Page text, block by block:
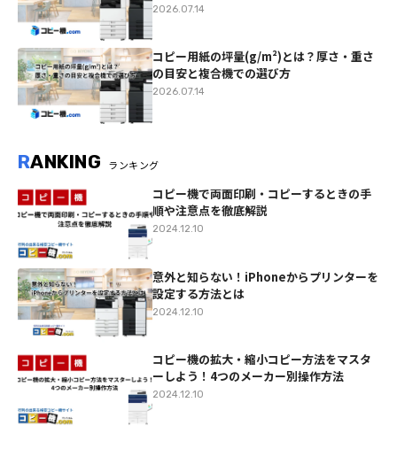
2026.07.14
コピー用紙の坪量(g/m²)とは？厚さ・重さ
の目安と複合機での選び方
2026.07.14
RANKING ランキング
コピー機で両面印刷・コピーするときの手
順や注意点を徹底解説
2024.12.10
意外と知らない！iPhoneからプリンターを
設定する方法とは
2024.12.10
コピー機の拡大・縮小コピー方法をマスタ
ーしよう！4つのメーカー別操作方法
2024.12.10